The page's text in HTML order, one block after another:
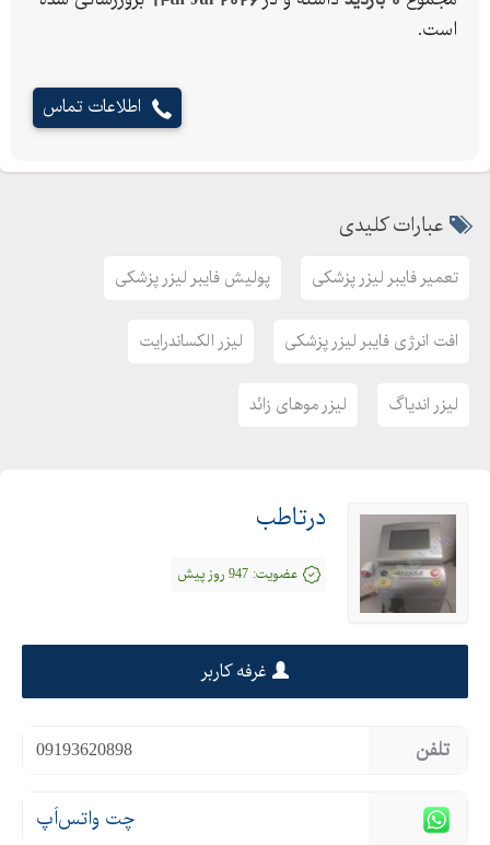
است.
اطلاعات تماس
عبارات کلیدی
تعمیر فایبر لیزر پزشکی پولیش فایبر لیزر پزشکی
افت انرژی فایبر لیزر پزشکی لیزر الکساندرایت
لیزر اندیاگ لیزر موهای زائد
درتاطب
عضویت: 947 روز پیش
غرفه کاربر
تلفن 09193620898
چت واتس‌اَپ